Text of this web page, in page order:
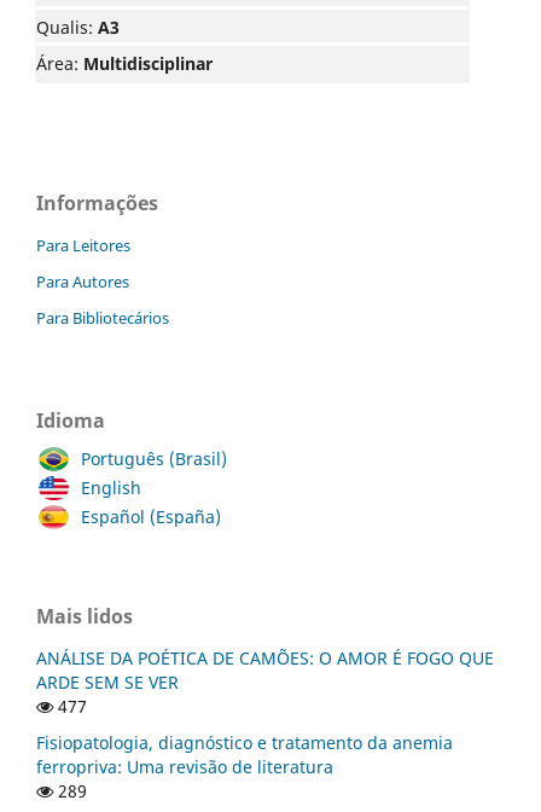
Qualis: A3
Área: Multidisciplinar
Informações
Para Leitores
Para Autores
Para Bibliotecários
Idioma
Português (Brasil)
English
Español (España)
Mais lidos
ANÁLISE DA POÉTICA DE CAMÕES: O AMOR É FOGO QUE
ARDE SEM SE VER
477
Fisiopatologia, diagnóstico e tratamento da anemia
ferropriva: Uma revisão de literatura
289